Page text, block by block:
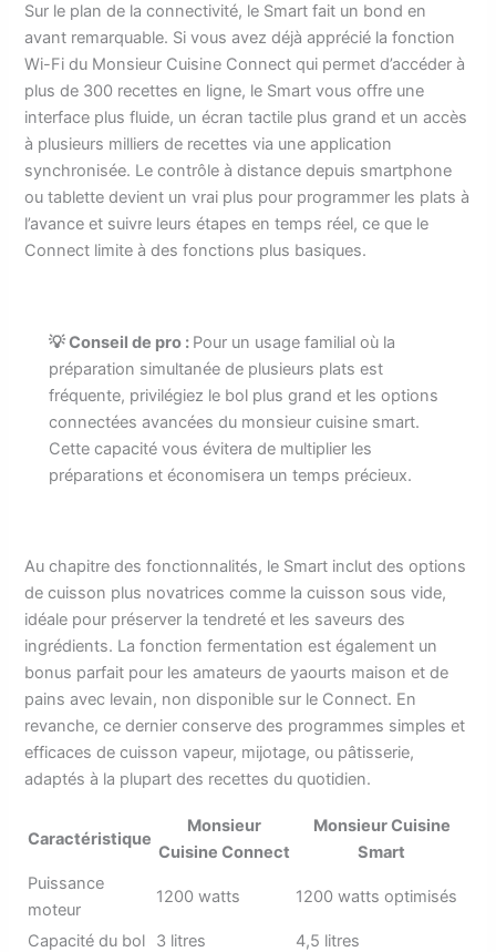
Sur le plan de la connectivité, le Smart fait un bond en
avant remarquable. Si vous avez déjà apprécié la fonction
Wi-Fi du Monsieur Cuisine Connect qui permet d’accéder à
plus de 300 recettes en ligne, le Smart vous offre une
interface plus fluide, un écran tactile plus grand et un accès
à plusieurs milliers de recettes via une application
synchronisée. Le contrôle à distance depuis smartphone
ou tablette devient un vrai plus pour programmer les plats à
l’avance et suivre leurs étapes en temps réel, ce que le
Connect limite à des fonctions plus basiques.
💡 Conseil de pro : Pour un usage familial où la
préparation simultanée de plusieurs plats est
fréquente, privilégiez le bol plus grand et les options
connectées avancées du monsieur cuisine smart.
Cette capacité vous évitera de multiplier les
préparations et économisera un temps précieux.
Au chapitre des fonctionnalités, le Smart inclut des options
de cuisson plus novatrices comme la cuisson sous vide,
idéale pour préserver la tendreté et les saveurs des
ingrédients. La fonction fermentation est également un
bonus parfait pour les amateurs de yaourts maison et de
pains avec levain, non disponible sur le Connect. En
revanche, ce dernier conserve des programmes simples et
efficaces de cuisson vapeur, mijotage, ou pâtisserie,
adaptés à la plupart des recettes du quotidien.
Caractéristique
Monsieur
Cuisine Connect
Monsieur Cuisine
Smart
Puissance
moteur
1200 watts 1200 watts optimisés
Capacité du bol 3 litres 4,5 litres